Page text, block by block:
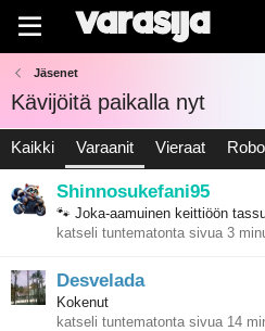
Jäsenet
Kävijöitä paikalla nyt
Kaikki Varaanit Vieraat
Shinnosukefani95
🐾 Joka-aamuinen keittiöön
katseli tuntematonta sivua 3
Desvelada
Kokenut
katseli tuntematonta sivua 14